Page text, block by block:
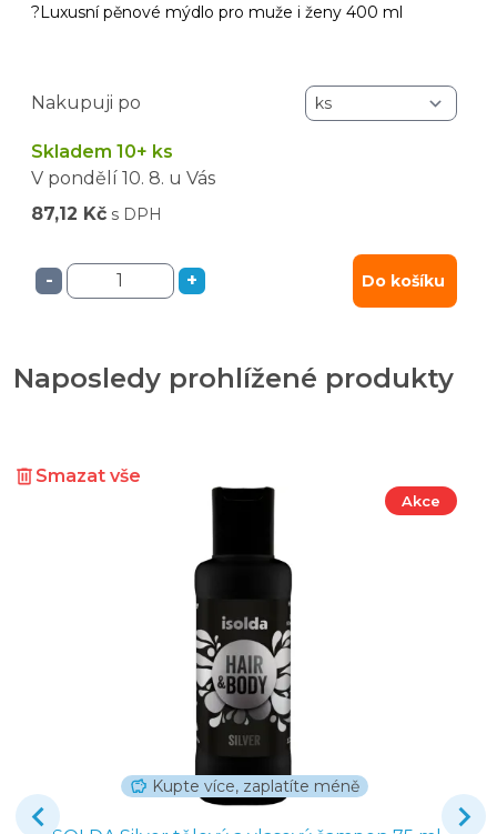
?Luxusní pěnové mýdlo pro muže i ženy 400 ml
Nakupuji po
Skladem 10+ ks
V pondělí 10. 8. u Vás
87,12 Kč s DPH
- + Do košíku
Naposledy prohlížené produkty
Smazat vše
Akce
Kupte více, zaplatíte méně